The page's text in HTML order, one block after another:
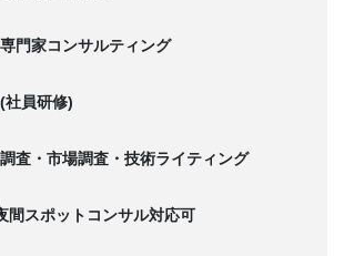
門家コンサルティング
社員研修)
査・市場調査・技術ライティング
間スポットコンサル対応可